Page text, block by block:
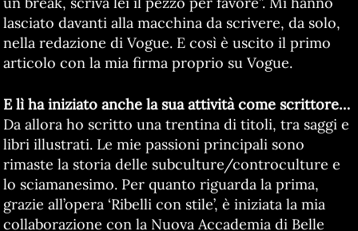
lasciato davanti alla macchina da scrivere, da solo,
nella redazione di Vogue. E così è uscito il primo
articolo con la mia firma proprio su Vogue.
E lì ha iniziato anche la sua attività come scrittore…
Da allora ho scritto una trentina di titoli, tra saggi e
libri illustrati. Le mie passioni principali sono
rimaste la storia delle subculture/controculture e
lo sciamanesimo. Per quanto riguarda la prima,
grazie all’opera ‘Ribelli con stile’, è iniziata la mia
collaborazione con la Nuova Accademia di Belle